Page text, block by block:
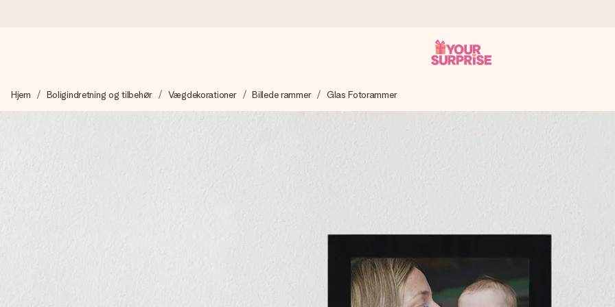
Vi laver din gave med omhu og sender den lynhurtigt – så du kan give den på det helt rette tidspunkt, når den betyder allermest.
Lav noget særligt i blot få trin – med hendes navn, et billede af dig eller en besked, der går lige i hendes hjerte. Intet besvær
Hjem Boligindretning og tilbehør Vægdekorationer Billede rammer Glas Fotorammer